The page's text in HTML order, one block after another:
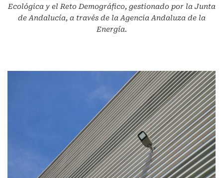
Ecológica y el Reto Demográfico, gestionado por la Junta
de Andalucía, a través de la Agencia Andaluza de la
Energía.